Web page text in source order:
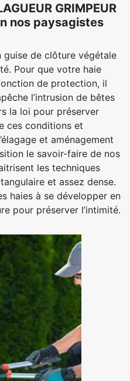
GRIMPEUR
nos paysagistes
guise de clôture végétale
Pour que votre haie
de protection, il
l’intrusion de bêtes
la loi pour préserver
ces conditions et
et aménagement
le savoir-faire de nos
les techniques
et assez dense.
haies à se développer en
pour préserver l’intimité.